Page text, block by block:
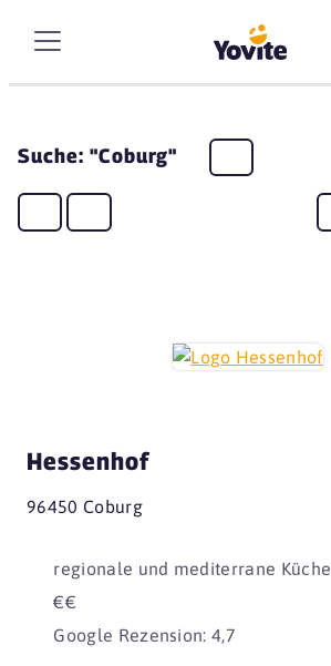
Suche: "Coburg"
Hessenhof
96450 Coburg
regionale und mediterrane Küche
€€
Google Rezension: 4,7